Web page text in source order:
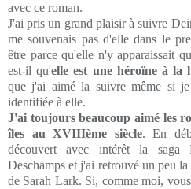
avec ce roman.
J'ai pris un grand plaisir à suivre
me souvenais pas d'elle dans le
être parce qu'elle n'y apparaissait
est-il qu'elle est une héroïne à la
que j'ai aimé la suivre même si
identifiée à elle.
J'ai toujours beaucoup aimé les
îles au XVIIIème siècle. En
découvert avec intérêt la saga
Deschamps et j'ai retrouvé un peu
de Sarah Lark. Si, comme moi,